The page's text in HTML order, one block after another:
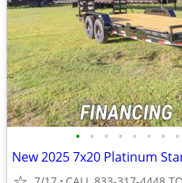
• • • • • • • •
New 2025 7x20 Platinum